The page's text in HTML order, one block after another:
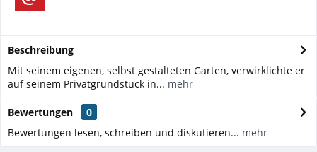
Beschreibung
Mit seinem eigenen, selbst gestalteten Garten, verwirklichte er
auf seinem Privatgrundstück in... mehr
Bewertungen
0
Bewertungen lesen, schreiben und diskutieren... mehr